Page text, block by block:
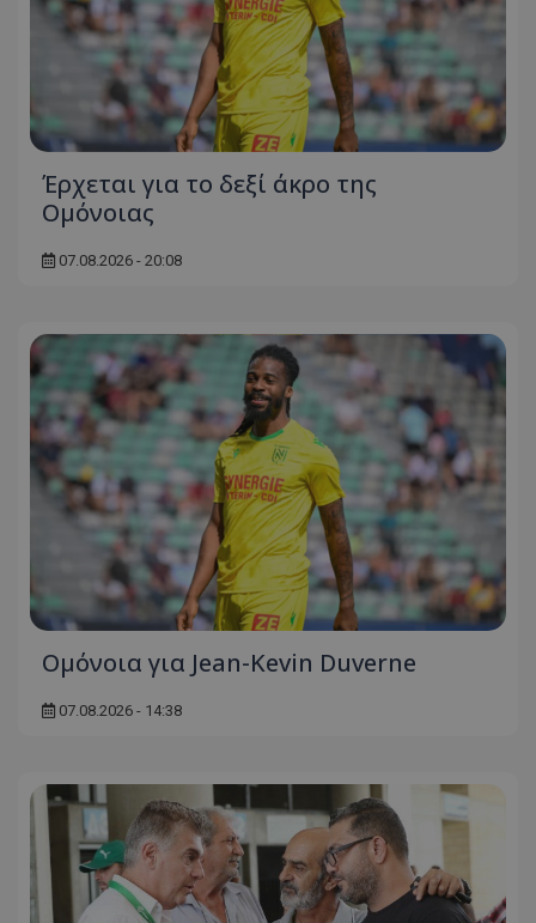
Έρχεται για το δεξί άκρο της
Ομόνοιας
07.08.2026 - 20:08
Ομόνοια για Jean-Kevin Duverne
07.08.2026 - 14:38